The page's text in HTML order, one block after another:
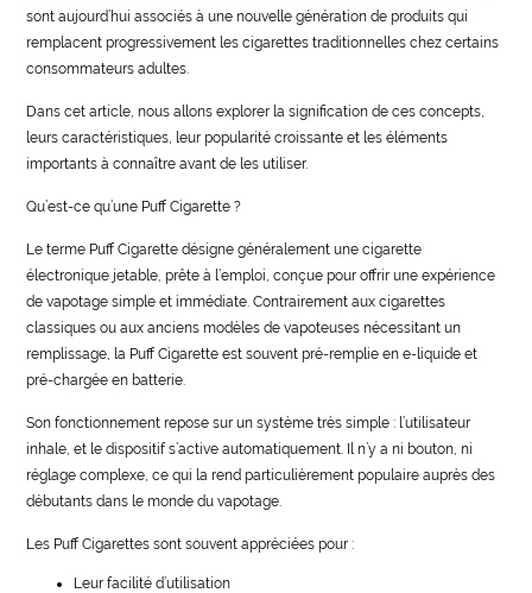
sont aujourd’hui associés à une nouvelle génération de produits qui
remplacent progressivement les cigarettes traditionnelles chez certains
consommateurs adultes.
Dans cet article, nous allons explorer la signification de ces concepts,
leurs caractéristiques, leur popularité croissante et les éléments
importants à connaître avant de les utiliser.
Qu’est-ce qu’une Puff Cigarette ?
Le terme Puff Cigarette désigne généralement une cigarette
électronique jetable, prête à l’emploi, conçue pour offrir une expérience
de vapotage simple et immédiate. Contrairement aux cigarettes
classiques ou aux anciens modèles de vapoteuses nécessitant un
remplissage, la Puff Cigarette est souvent pré-remplie en e-liquide et
pré-chargée en batterie.
Son fonctionnement repose sur un système très simple : l’utilisateur
inhale, et le dispositif s’active automatiquement. Il n’y a ni bouton, ni
réglage complexe, ce qui la rend particulièrement populaire auprès des
débutants dans le monde du vapotage.
Les Puff Cigarettes sont souvent appréciées pour :
Leur facilité d’utilisation